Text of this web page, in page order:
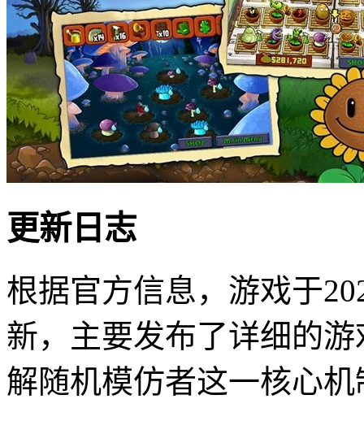
更新日志
根据官方信息，游戏于
新，主要发布了详细的
解随机模仿者这一核心